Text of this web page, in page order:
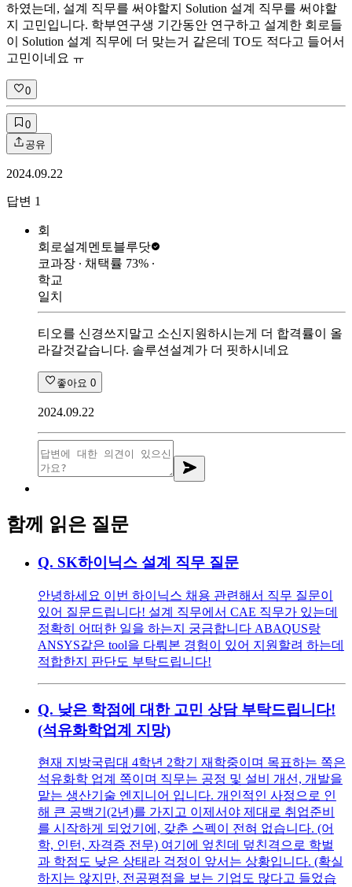
하였는데, 설계 직무를 써야할지 Solution 설계 직무를 써야할
지 고민입니다. 학부연구생 기간동안 연구하고 설계한 회로들
이 Solution 설계 직무에 더 맞는거 같은데 TO도 적다고 들어서
고민이네요 ㅠ
0
0
공유
2024.09.22
답변 1
회
회로설계멘토블루닷
코과장 ∙ 채택률 73% ∙
학교
일치
티오를 신경쓰지말고 소신지원하시는게 더 합격률이 올
라갈것같습니다. 솔루션설계가 더 핏하시네요
좋아요 0
2024.09.22
함께 읽은 질문
Q. SK하이닉스 설계 직무 질문
안녕하세요 이번 하이닉스 채용 관련해서 직무 질문이
있어 질문드립니다! 설계 직무에서 CAE 직무가 있는데
정확히 어떠한 일을 하는지 궁금합니다 ABAQUS랑
ANSYS같은 tool을 다뤄본 경험이 있어 지원할려 하는데
적합한지 판단도 부탁드립니다!
Q. 낮은 학점에 대한 고민 상담 부탁드립니다!
(석유화학업계 지망)
현재 지방국립대 4학년 2학기 재학중이며 목표하는 쪽은
석유화학 업계 쪽이며 직무는 공정 및 설비 개선, 개발을
맡는 생산기술 엔지니어 입니다. 개인적인 사정으로 인
해 큰 공백기(2년)를 가지고 이제서야 제대로 취업준비
를 시작하게 되었기에, 갖춘 스펙이 전혀 없습니다. (어
학, 인턴, 자격증 전무) 여기에 엎친데 덮친격으로 학벌
과 학점도 낮은 상태라 걱정이 앞서는 상황입니다. (확실
하지는 않지만, 전공평점을 보는 기업도 많다고 들었습